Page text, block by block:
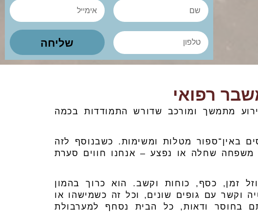
ש
ם
א
י
י
ט
ל
פ
שליחה
רפואי
מתמשך ומורכב שדורש התמודדות בכמה
באין־ספור מטלות ומשימות. כשבנוסף לזה
שחלה או נפצע – אנחנו חווים סערת
זמן, כסף, כוחות וקשב. הוא כרוך בהמון
וקשר עם גופים שונים, וכל זה כשמישהו או
בחוסר ודאות, כל הבית נסחף למערבולת